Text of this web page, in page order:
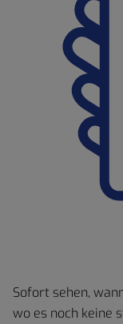
Sofort sehen,
wo es noch keine